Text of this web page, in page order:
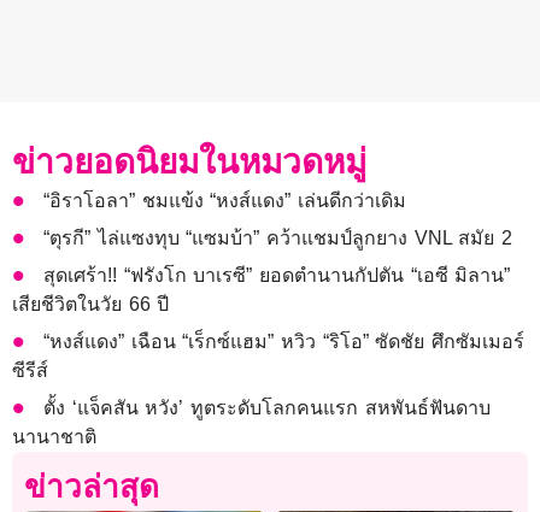
ข่าวยอดนิยมในหมวดหมู่
“อิราโอลา” ชมแข้ง “หงส์แดง” เล่นดีกว่าเดิม
“ตุรกี” ไล่แซงทุบ “แซมบ้า” คว้าแชมป์ลูกยาง VNL สมัย 2
สุดเศร้า!! “ฟรังโก บาเรซี” ยอดตำนานกัปตัน “เอซี มิลาน”
เสียชีวิตในวัย 66 ปี
“หงส์แดง” เฉือน “เร็กซ์แฮม” หวิว “ริโอ” ซัดชัย ศึกซัมเมอร์
ซีรีส์
ตั้ง ‘แจ็คสัน หวัง’ ทูตระดับโลกคนแรก สหพันธ์ฟันดาบ
นานาชาติ
ข่าวล่าสุด